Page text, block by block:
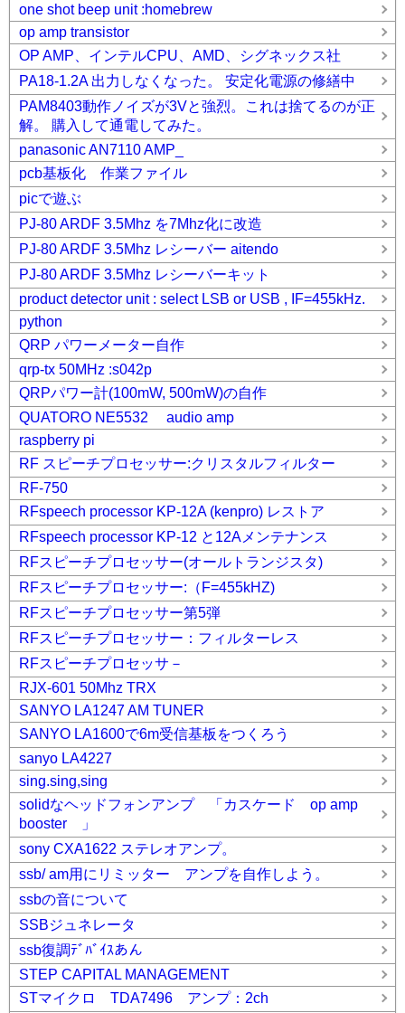
one shot beep unit :homebrew
op amp transistor
OP AMP、インテルCPU、AMD、シグネックス社
PA18-1.2A 出力しなくなった。 安定化電源の修繕中
PAM8403動作ノイズが3Vと強烈。これは捨てるのが正
解。 購入して通電してみた。
panasonic AN7110 AMP_
pcb基板化 作業ファイル
picで遊ぶ
PJ-80 ARDF 3.5Mhz を7Mhz化に改造
PJ-80 ARDF 3.5Mhz レシーバー aitendo
PJ-80 ARDF 3.5Mhz レシーバーキット
product detector unit : select LSB or USB , IF=455kHz.
python
QRP パワーメーター自作
qrp-tx 50MHz :s042p
QRPパワー計(100mW, 500mW)の自作
QUATORO NE5532 audio amp
raspberry pi
RF スピーチプロセッサー:クリスタルフィルター
RF-750
RFspeech processor KP-12A (kenpro) レストア
RFspeech processor KP-12 と12Aメンテナンス
RFスピーチプロセッサー(オールトランジスタ)
RFスピーチプロセッサー:（F=455kHZ)
RFスピーチプロセッサー第5弾
RFスピーチプロセッサー：フィルターレス
RFスピーチプロセッサ－
RJX-601 50Mhz TRX
SANYO LA1247 AM TUNER
SANYO LA1600で6m受信基板をつくろう
sanyo LA4227
sing.sing,sing
solidなヘッドフォンアンプ 「カスケード op amp
booster 」
sony CXA1622 ステレオアンプ。
ssb/ am用にリミッター アンプを自作しよう。
ssbの音について
SSBジュネレータ
ssb復調ﾃﾞﾊﾞｲｽあん
STEP CAPITAL MANAGEMENT
STマイクロ TDA7496 アンプ：2ch